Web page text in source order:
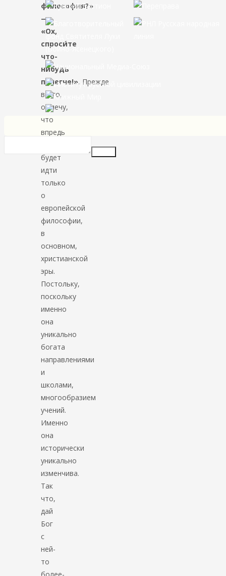
философия?»
—
«Ох,
спроси́те
что-
нибудь
полегче!». Прежде
всего,
отмечу,
что
впредь
будет
идти
только
о
европейской
философии,
в
основном,
христианской
эры.
Постольку,
поскольку
именно
она
уникально
богата
направлениями
и
школами,
многообразием
учений.
Именно
она
исторически
уникально
изменчива.
Так
что,
дай
Бог
с
ней-
то